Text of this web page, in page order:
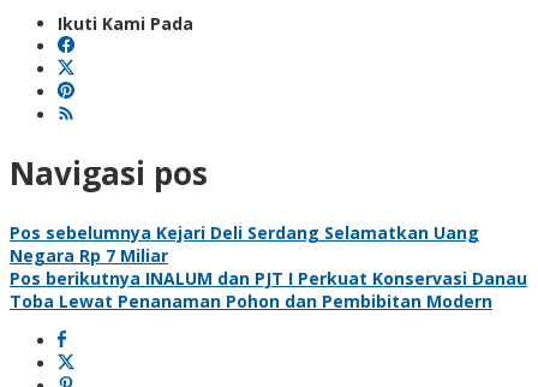
Ikuti Kami Pada
Navigasi pos
Pos sebelumnya Kejari Deli Serdang Selamatkan Uang
Negara Rp 7 Miliar
Pos berikutnya INALUM dan PJT I Perkuat Konservasi Danau
Toba Lewat Penanaman Pohon dan Pembibitan Modern